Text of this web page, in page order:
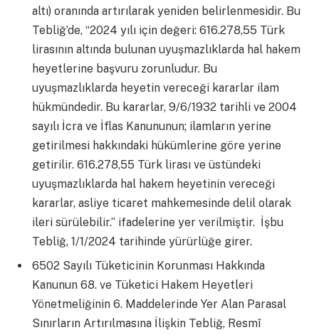
altı) oranında artırılarak yeniden belirlenmesidir. Bu
Tebliğ’de, “2024 yılı için değeri: 616.278,55 Türk
lirasının altında bulunan uyuşmazlıklarda hal hakem
heyetlerine başvuru zorunludur. Bu
uyuşmazlıklarda heyetin vereceği kararlar ilam
hükmündedir. Bu kararlar, 9/6/1932 tarihli ve 2004
sayılı İcra ve İflas Kanununun; ilamların yerine
getirilmesi hakkındaki hükümlerine göre yerine
getirilir. 616.278,55 Türk lirası ve üstündeki
uyuşmazlıklarda hal hakem heyetinin vereceği
kararlar, asliye ticaret mahkemesinde delil olarak
ileri sürülebilir.” ifadelerine yer verilmiştir. İşbu
Tebliğ, 1/1/2024 tarihinde yürürlüğe girer.
6502 Sayılı Tüketicinin Korunması Hakkında
Kanunun 68. ve Tüketici Hakem Heyetleri
Yönetmeliğinin 6. Maddelerinde Yer Alan Parasal
Sınırların Artırılmasına İlişkin Tebliğ, Resmî